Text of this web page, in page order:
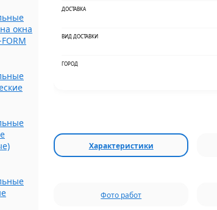
окна
ДОСТАВКА
ВИД ДОСТАВКИ
ГОРОД
Характеристики
Фото работ